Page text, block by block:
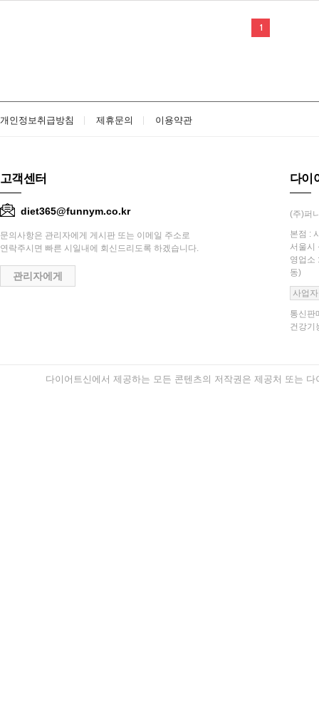
1
개인정보취급방침 제휴문의 이용약관
고객센터
diet365@funnym.co.kr
문의사항은 관리자에게 게시판 또는 이메일 주소로
연락주시면 빠른 시일내에 회신드리도록 하겠습니다.
관리자에게
다이
(주)퍼
본점 :
서울시
영업소
동)
사업
통신판
건강기
다이어트신에서 제공하는 모든 콘텐츠의 저작권은 제공처 또는